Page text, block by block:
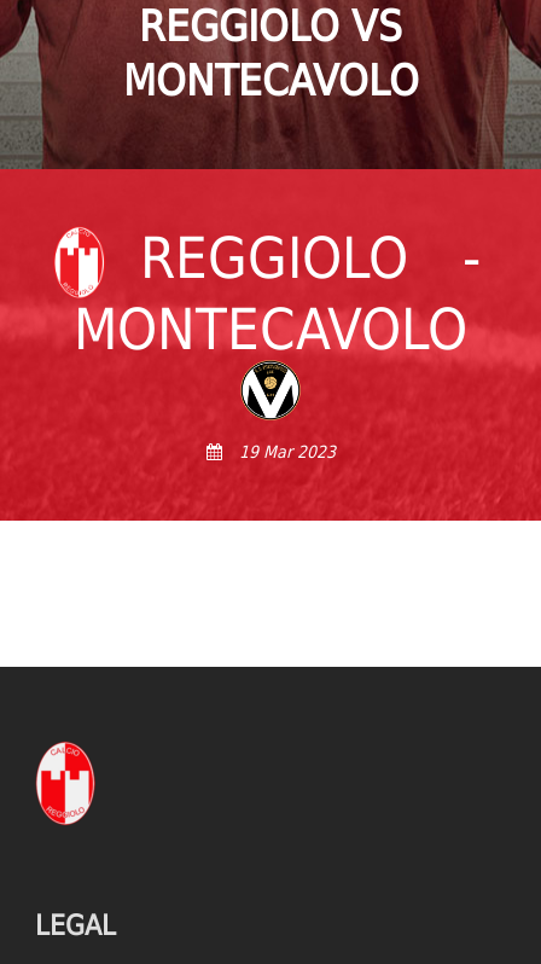
REGGIOLO VS
MONTECAVOLO
REGGIOLO
-
MONTECAVOLO
19 Mar 2023
LEGAL